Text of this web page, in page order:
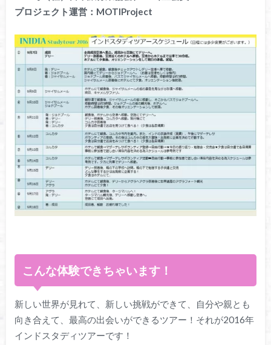
プロジェクト運営：MOTIProject
こんな体験できちゃいます！
新しい世界が見れて、新しい挑戦ができて、自分や親とも
向き合えて、最高の出会いができるツアー！それが2016年
インドスタディツアーです！